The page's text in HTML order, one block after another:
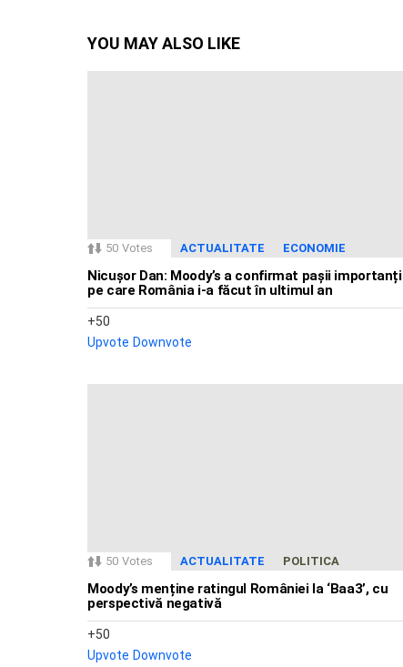
YOU MAY ALSO LIKE
50 Votes ACTUALITATE ECONOMIE
Nicușor Dan: Moody’s a confirmat pașii importanți
pe care România i-a făcut în ultimul an
50
Upvote Downvote
50 Votes ACTUALITATE POLITICA
Moody’s menține ratingul României la ‘Baa3’, cu
perspectivă negativă
50
Upvote Downvote